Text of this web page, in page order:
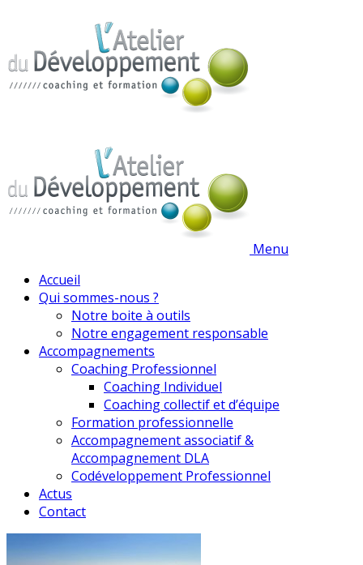
Menu
Accueil
Qui sommes-nous ?
Notre boite à outils
Notre engagement responsable
Accompagnements
Coaching Professionnel
Coaching Individuel
Coaching collectif et d’équipe
Formation professionnelle
Accompagnement associatif &
Accompagnement DLA
Codéveloppement Professionnel
Actus
Contact